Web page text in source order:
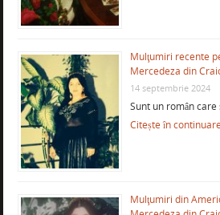
Mulţumiri recente
Mercedeza din
14 septembrie 2024
Sunt un român
Citește în
Mulţumiri din